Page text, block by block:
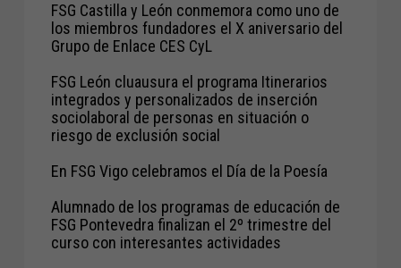
FSG Castilla y León conmemora como uno de
los miembros fundadores el X aniversario del
Grupo de Enlace CES CyL
FSG León cluausura el programa Itinerarios
integrados y personalizados de inserción
sociolaboral de personas en situación o
riesgo de exclusión social
En FSG Vigo celebramos el Día de la Poesía
Alumnado de los programas de educación de
FSG Pontevedra finalizan el 2º trimestre del
curso con interesantes actividades